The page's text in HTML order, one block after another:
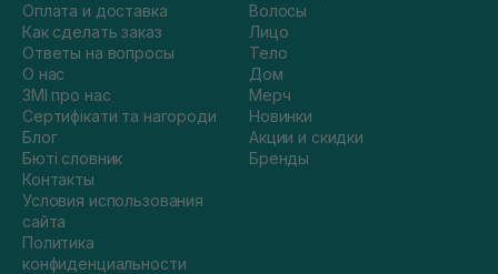
Оплата и доставка
Как сделать заказ
Ответы на вопросы
О нас
ЗМІ про нас
Сертифікати та нагороди
Блог
Бюті словник
Контакты
Условия использования
сайта
Политика
конфиденциальности
Волосы
Лицо
Тело
Дом
Мерч
Новинки
Акции и скидки
Бренды